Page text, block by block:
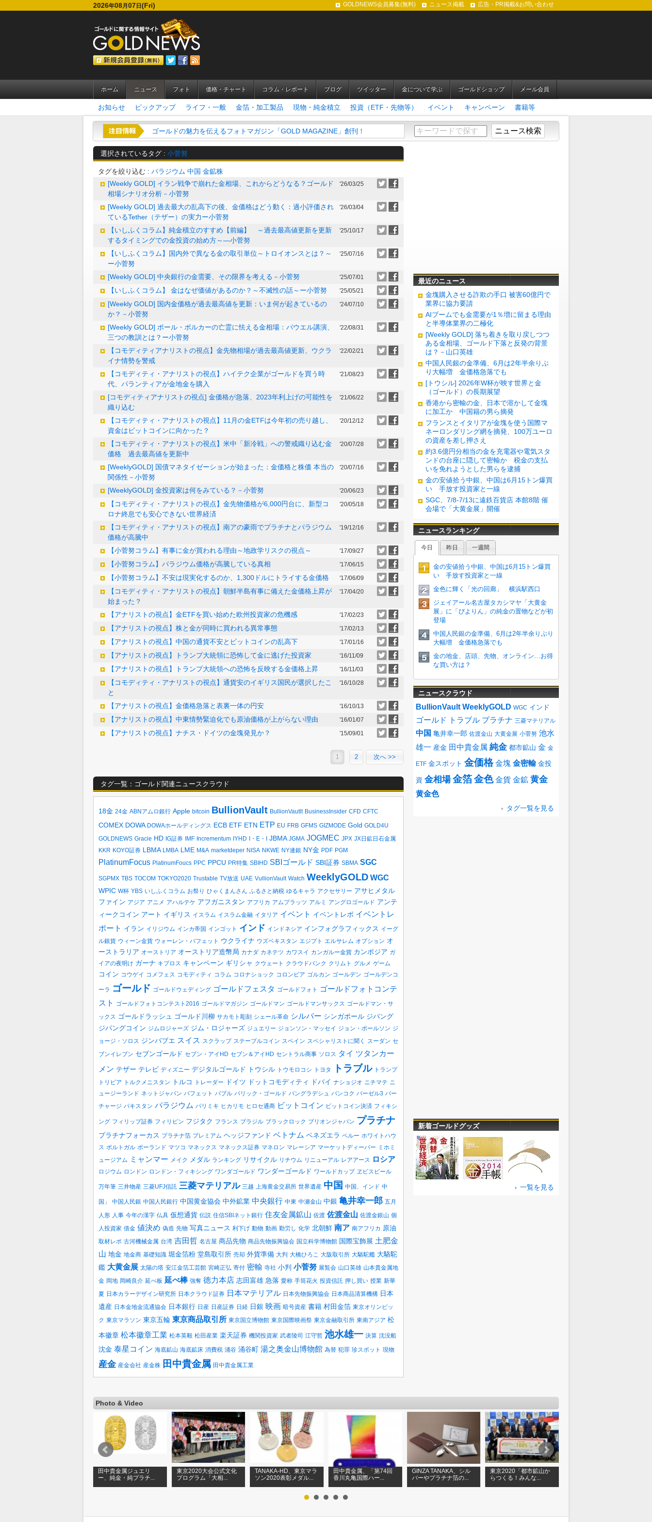
2026年08月 07 日 (Fri) GOLDNEWS会員募集(無料) ニュース掲載 広告・PR掲載&お問い合わせ
ホーム ニュース フォト 価格・チャート コラム・レポート ブログ ツイッター 金について学ぶ ゴールドショップ メール会員
お知らせ ピックアップ ライフ・一般 金箔・加工製品 現物・純金積立 投資（ETF・先物等） イベント キャンペーン 書籍等
ゴールドの魅力を伝えるフォトマガジン「GOLD MAGAZINE」創刊！
選択されているタグ : 小菅努
タグを絞り込む : パラジウム 中国 金鉱株
[Weekly GOLD] イラン戦争で崩れた金相場、これからどうなる？ゴールド
相場シナリオ分析－小菅努
'26/03/25
[Weekly GOLD] 過去最大の乱高下の後、金価格はどう動く：過小評価され
ているTether（テザー）の実力ー小菅努
'26/03/04
【いしふくコラム】純金積立のすすめ【前編】 ～過去最高値更新を更新
するタイミングでの金投資の始め方～―小菅努
'25/10/17
【いしふくコラム】国内外で異なる金の取引単位～トロイオンスとは？～
ー小菅努
'25/07/16
[Weekly GOLD] 中央銀行の金需要、その限界を考える－小菅努 '25/07/01
【いしふくコラム】 金はなぜ価値があるのか？～不滅性の話～ー小菅努 '25/05/21
[Weekly GOLD] 国内金価格が過去最高値を更新：いま何が起きているの
か？－小菅努
'24/07/10
[Weekly GOLD] ポール・ボルカーの亡霊に怯える金相場：パウエル講演、
三つの教訓とは？ー小菅努
'22/08/31
【コモディティアナリストの視点】金先物相場が過去最高値更新、ウクラ
イナ情勢を警戒
'22/02/21
【コモディティ・アナリストの視点】ハイテク企業がゴールドを買う時
代、パランティアが金地金を購入
'21/08/23
[コモディティアナリストの視点] 金価格が急落、2023年利上げの可能性を
織り込む
'21/06/22
【コモディティ・アナリストの視点】11月の金ETFは今年初の売り越し、
資金はビットコインに向かった？
'20/12/12
【コモディティ・アナリストの視点】米中「新冷戦」への警戒織り込む金
価格 過去最高値を更新中
'20/07/28
[WeeklyGOLD] 国債マネタイゼーションが始まった：金価格と株価 本当の
関係性－小菅努
'20/07/16
[WeeklyGOLD] 金投資家は何をみている？－小菅努 '20/06/23
【コモディティ・アナリストの視点】金先物価格が6,000円台に、新型コ
ロナ終息でも安心できない世界経済
'20/05/18
【コモディティ・アナリストの視点】南アの豪雨でプラチナとパラジウム
価格が高騰中
'19/12/16
【小菅努コラム】有事に金が買われる理由～地政学リスクの視点～ '17/09/27
【小菅努コラム】パラジウム価格が高騰している真相 '17/06/15
【小菅努コラム】不安は現実化するのか、1,300ドルにトライする金価格 '17/06/09
【コモディティ・アナリストの視点】朝鮮半島有事に備えた金価格上昇が
始まった？
'17/04/20
【アナリストの視点】金ETFを買い始めた欧州投資家の危機感 '17/02/23
【アナリストの視点】株と金が同時に買われる異常事態 '17/02/13
【アナリストの視点】中国の通貨不安とビットコインの乱高下 '17/01/16
【アナリストの視点】トランプ大統領に恐怖して金に逃げた投資家 '16/11/09
【アナリストの視点】トランプ大統領への恐怖を反映する金価格上昇 '16/11/03
【コモディティ・アナリストの視点】通貨安のイギリス国民が選択したこ
と
'16/10/28
【アナリストの視点】金価格急落と表裏一体の円安 '16/10/13
【アナリストの視点】中東情勢緊迫化でも原油価格が上がらない理由 '16/01/07
【アナリストの視点】ナチス・ドイツの金塊発見か？ '15/09/01
次へ >>
1 2
タグ一覧：ゴールド関連ニュースクラウド
18金 24金 ABNアムロ銀行 Apple bitcoin BullionVault BullionVautlt BusinessInsider CFD CFTC
COMEX DOWA DOWAホールディングス ECB ETF ETN ETP EU FRB GFMS GIZMODE Gold GOLD4U
GOLDNEWS Gracie HD IG証券 IMF Incrementum IYHD I・E・I JBMA JGMA JOGMEC JPX JX日鉱日石金属
KKR KOYO証券 LBMA LMBA LME M&A marketdeper NISA NKWE NY連銀 NY金 PDF PGM
PlatinumFocus PlatinumFoucs PPC PPCU PR特集 SBIHD SBIゴールド SBI証券 SBMA SGC
SGPMX TBS TOCOM TOKYO2020 Trustable TV放送 UAE VullionVault Watch WeeklyGOLD WGC
WPIC W杯 YBS いしふくコラム お祭り ひゃくまんさん ふるさと納税 ゆるキャラ アクセサリー アサヒメタル
ファイン アジア アニメ アハルテケ アフガニスタン アフリカ アムプラッツ アルミ アングロゴールド アンテ
ィークコイン アート イギリス イスラム イスラム金融 イタリア イベント イベントレポ イベントレ
ポート イラン イリジウム インカ帝国 インゴット インド インドネシア インフォグラフィックス イーグ
ル銀貨 ウィーン金貨 ウォーレン・バフェット ウクライナ ウズベキスタン エジプト エルサレム オプション オ
ーストラリア オーストリア オーストリア造幣局 カナダ カネテツ カワスイ カンガルー金貨 カンボジア ガ
イアの夜明け ガーナ キプロス キャンペーン ギリシャ クウェート クラウドバンク クリムト グルメ ゲーム
コイン コウゲイ コメフェス コモディティ コラム コロナショック コロンビア ゴルカン ゴールデン ゴールデンコ
ーラ ゴールド ゴールドウェディング ゴールドフェスタ ゴールドフォト
ゴールドフォトコンテ
スト
ゴールドフォトコンテスト2016 ゴールドマガジン ゴールドマン ゴールドマンサックス ゴールドマン・サ
ックス ゴールドラッシュ ゴールド川柳 サカモト彫刻 シェール革命 シルバー シンガポール ジパング
ジパングコイン ジムロジャーズ ジム・ロジャーズ ジュエリー ジョンソン・マッセイ ジョン・ポールソン ジ
ョージ・ソロス ジンバブエ スイス スクラップ ステーブルコイン スペイン スペシャリストに聞く スーダン セ
ブンイレブン セブンゴールド セブン・アイHD セブン＆アイHD セントラル商事 ソロス タイ ツタンカー
メン テザー テレビ ディズニー デジタルゴールド トウシル トウモロコシ トヨタ トラブル トランプ
トリビア
トルクメニスタン トルコ トレーダー ドイツ ドットコモディティ ドバイ ナショジオ ニチマテ ニ
ュージーランド ネットジャパン バフェット バブル バリック・ゴールド バングラデシュ バンコク バーゼル3 バー
チャージ パキスタン パラジウム パリミキ ヒカリモ ヒロセ通商 ビットコイン ビットコイン決済 フィキシ
ング フィリップ証券 フィリピン フジタク フランス ブラジル ブラックロック ブリオンジャパン プラチナ
プラチナフォーカス プラチナ箔 プレミアム ヘッジファンド ベトナム ベネズエラ ペルー ホワイトハウ
ス ポルトガル ポーランド マツコ マネックス マネックス証券 マネロン マレーシア マーケットディーパー ミホミ
ュージアム
ミャンマー メイク メダル ランキング リサイクル リチウム リニューアル レアアース ロシア
ロジウム ロンドン ロンドン・フィキシング ワンダゴールド ワンダーゴールド ワールドカップ ヱビスビール
万年筆 三井物産 三菱UFJ信託 三菱マテリアル 三越 上海黄金交易所 世界遺産 中国 中国、インド 中
国」 中国人民銀 中国人民銀行 中国黄金協会 中外鉱業 中央銀行 中東 中瀬金山 中銀 亀井幸一郎 五月
人形 人事 今年の漢字 仏具 仮想通貨 伝説 住信SBIネット銀行 住友金属鉱山 佐渡 佐渡金山 佐渡金銀山 個
人投資家 借金 値決め 偽造 先物 写真ニュース 利下げ 動物 動画 勤労し 化学 北朝鮮 南ア 南アフリカ 原油
取材レポ 古河機械金属 台湾 吉田哲 名古屋 商品先物 商品先物振興協会 国立科学博物館 国際宝飾展 土肥金
山 地金 地金商 基礎知識 堀金箔粉 堂島取引所 売却 外貨準備 大判 大橋ひろこ 大阪取引所 大駱駝艦 大駱駝
鑑 大黄金展 太陽の塔 安江金箔工芸館 宮崎正弘 寄付 密輸 寺社 小判 小菅努 展覧会 山口英雄 山本貴金属地
金 岡地 岡崎良介 延べ板 延べ棒 強奪 徳力本店 志田富雄 急落 愛称 手筒花火 投資信託 押し買い 授業 新華
夏 日本カラーデザイン研究所 日本クラウド証券 日本マテリアル 日本先物振興協会 日本商品清算機構 日本
遺産 日本金地金流通協会 日本銀行 日産 日産証券 日経 日銀 映画 暗号資産 書籍 村田金箔 東京オリンピッ
ク 東京マラソン 東京五輪 東京商品取引所 東京国立博物館 東京国際映画祭 東京金融取引所 東南アジア 松
本徽章 松本徽章工業 松本英毅 松田産業 楽天証券 機関投資家 武者陵司 江守哲 池水雄一 決算 沈没船
沈金 泰星コイン 海底鉱山 海底鉱床 消費税 涌谷 涌谷町 湯之奥金山博物館 為替 犯罪 珍スポット 現物
産金 産金会社 産金株 田中貴金属 田中貴金属工業
最近のニュース
金塊購入させる詐欺の手口 被害60億円で
業界に協力要請
AIブームでも金需要が1％増に留まる理由
と半導体業界の二極化
[Weekly GOLD] 落ち着きを取り戻しつつ
ある金相場、ゴールド下落と反発の背景
は？－山口英雄
中国人民銀の金準備、6月は2年半余りぶ
り大幅増 金価格急落でも
[トウシル] 2026年W杯が映す世界と金
（ゴールド）の長期展望
香港から密輸の金、日本で溶かして金塊
に加工か 中国籍の男ら摘発
フランスとイタリアが金塊を使う国際マ
ネーロンダリング網を摘発、100万ユーロ
の資産を差し押さえ
約3.6億円分相当の金を充電器や電気スタ
ンドの台座に隠して密輸か 税金の支払
いを免れようとした男らを逮捕
金の安値拾う中銀、中国は6月15トン爆買
い 手放す投資家と一線
SGC、7/8-7/13に遠鉄百貨店 本館8階 催
会場で「大黄金展」開催
ニュースクラウド
BullionVault WeeklyGOLD WGC インド
ゴールド トラブル プラチナ 三菱マテリアル
中国 亀井幸一郎 佐渡金山 大黄金展 小菅努 池水
雄一 産金 田中貴金属 純金 都市鉱山 金 金
ETF 金スポット 金価格 金塊 金密輸 金投
資 金相場 金箔金色 金貨 金鉱 黄金
黄金色
タグ一覧を見る
新着ゴールドグッズ
一覧を見る
Photo & Video
田中貴金属ジュエリ
ー、純金・純プラチ...
東京2020大会公式文化
プログラム「大相...
TANAKA-HD、東京マラ
ソン2020表彰メダル...
田中貴金属、「第74回
香川丸亀国際ハー...
GINZA TANAKA、シル
バーやプラチナ箔の...
東京2020「都市鉱山か
らつくる！みんな...